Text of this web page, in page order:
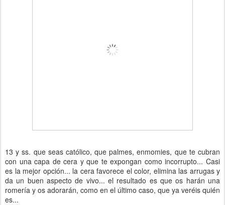
13 y ss. que seas católico, que palmes, enmomies, que te cubran
con una capa de cera y que te expongan como incorrupto... Casi
es la mejor opción... la cera favorece el color, elimina las arrugas y
da un buen aspecto de vivo... el resultado es que os harán una
romería y os adorarán, como en el último caso, que ya veréis quién
es...